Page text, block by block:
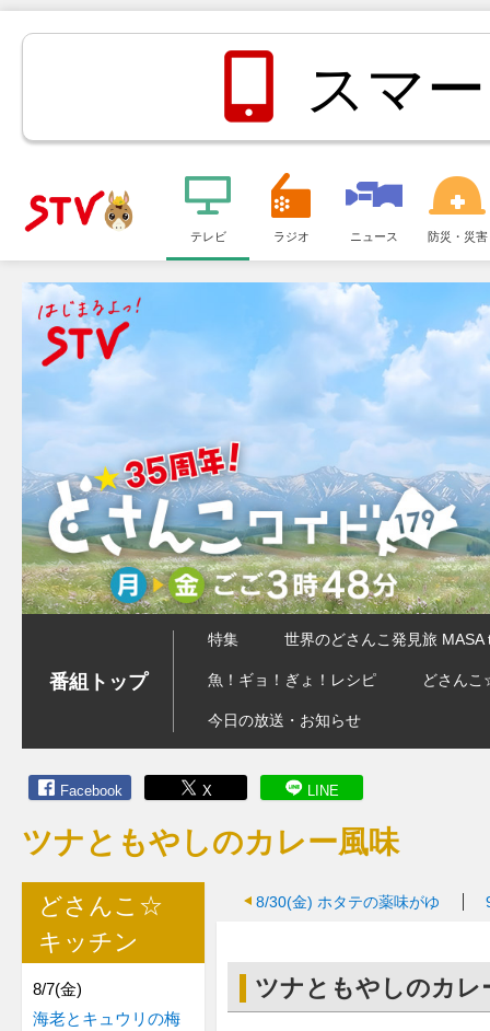
ＳＴＶ札
幌テレビ
スマ
メ
ュ
テレビ ラジオ ニュース 防災・災害
番組トップ
特集 世界のどさんこ発見旅 MASA
魚！ギョ！ぎょ！レシピ どさん
今日の放送・お知らせ
Facebook X LINE
ツナともやしのカレー風味
8/30(金) ホタテの薬味がゆ
ツナともやしのカレ
どさんこ☆
キッチン
8/7(金)
海老とキュウリの梅